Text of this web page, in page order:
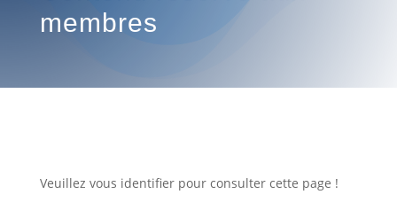
membres
Veuillez vous identifier pour consulter cette page !